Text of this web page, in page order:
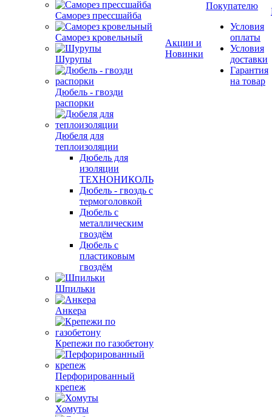
Саморез прессшайба
Саморез кровельный
Шурупы
Дюбель - гвозди
распорки
Дюбеля для
теплоизоляции
Дюбель для
изоляции
ТЕХНОНИКОЛЬ
Дюбель - гвоздь с
термоголовкой
Дюбель с
металлическим
гвоздём
Дюбель с
пластиковым
гвоздём
Шпильки
Анкера
Крепежи по газобетону
Перфорированный
крепеж
Хомуты
Акции и
Новинки
Покупателю
Условия
оплаты
Условия
доставки
Гарантия
на товар